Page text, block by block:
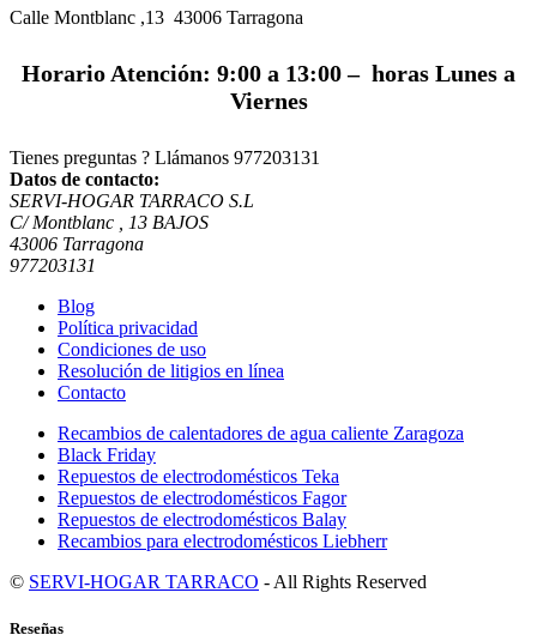
Calle Montblanc ,13 43006 Tarragona
Horario Atención: 9:00 a 13:00 – horas Lunes a
Viernes
Tienes preguntas ? Llámanos 977203131
Datos de contacto:
SERVI-HOGAR TARRACO S.L
C/ Montblanc , 13 BAJOS
43006 Tarragona
977203131
Blog
Política privacidad
Condiciones de uso
Resolución de litigios en línea
Contacto
Recambios de calentadores de agua caliente Zaragoza
Black Friday
Repuestos de electrodomésticos Teka
Repuestos de electrodomésticos Fagor
Repuestos de electrodomésticos Balay
Recambios para electrodomésticos Liebherr
© SERVI-HOGAR TARRACO - All Rights Reserved
Reseñas